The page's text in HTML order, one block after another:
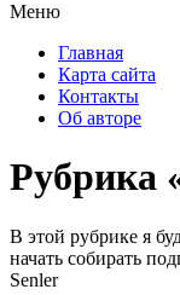
Меню
Главная
Карта сайта
Контакты
Об авторе
Рубрика
В этой рубрике я
начать собирать
Senler